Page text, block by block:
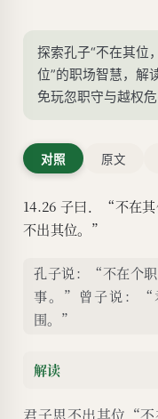
探索孔子“不在其位
位”的职场智慧，解
免玩忽职守与越权危
对照 原文
14.26 子曰．“不在其
不出其位。”
孔子说：“不在个
事。”曾子说：“
围。”
解读